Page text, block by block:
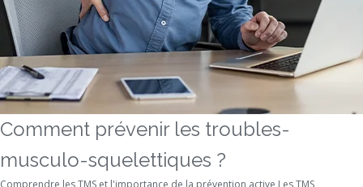
Comment prévenir les troubles-
musculo-squelettiques ?
Comprendre les TMS et l'importance de la prévention active Les TMS